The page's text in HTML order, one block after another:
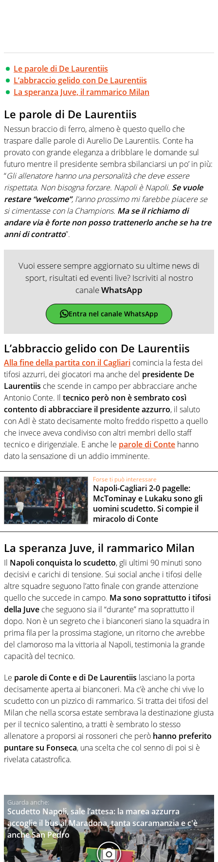
Le parole di De Laurentiis
L’abbraccio gelido con De Laurentiis
La speranza Juve, il rammarico Milan
Le parole di De Laurentiis
Nessun braccio di ferro, almeno è questo quello che
traspare dalle parole di Aurelio De Laurentiis. Conte ha
provato con grande eleganza a dribblare le domande sul
futuro mentre il presidente sembra sbilanciarsi un po’ in più:
“Gli allenatore hanno una personalità che deve essere
rispettata. Non bisogna forzare. Napoli è Napoli. Se vuole
restare “welcome”, l’anno prossimo mi farebbe piacere se
si cimentasse con la Champions. Ma se il richiamo di
andare via è forte non posso trattenerlo anche se ha tre
anni di contratto”.
Vuoi essere sempre aggiornato su ultime news di
sport, risultati ed eventi live? Iscriviti al nostro
canaleWhatsApp
Entra nel canale WhatsApp
L’abbraccio gelido con De Laurentiis
Alla fine della partita con il Cagliari comincia la festa dei
tifosi azzurri, dei giocatori ma anche del presidente De
Laurentiis che scende in campo per abbracciare anche
Antonio Conte. Il tecnico però non è sembrato così
contento di abbracciare il presidente azzurro, il saluto
con Adl è stato decisamente molto freddo rispetto a quello
che invece aveva condiviso con altri membri dello staff
tecnico e dirigenziale. E anche le parole di Conte hanno
dato la sensazione di un addio imminente.
Forse ti può interessare
Napoli-Cagliari 2-0 pagelle:
McTominay e Lukaku sono gli
uomini scudetto. Si compie il
miracolo di Conte
La speranza Juve, il rammarico Milan
Il Napoli conquista lo scudetto, gli ultimi 90 minuti sono
decisivi e carichi di tensione. Sui social anche i tifosi delle
altre squadre seguono l’atto finale con grande attenzione
quello che succede in campo. Ma sono soprattutto i tifosi
della Juve che seguono sia il “durante” ma soprattutto il
dopo. Non è un segreto che i bianconeri siano la squadra in
prima fila per la prossima stagione, un ritorno che avrebbe
del clamoroso ma la vittoria al Napoli, testimonia la grande
capacità del tecnico.
Le parole di Conte e di De Laurentiis lasciano la porta
decisamente aperta ai bianconeri. Ma c’è anche chi vive lo
scudetto con un pizzico di rammarico. Si tratta dei tifosi del
Milan che nella scorsa estate sembrava la destinazione giusta
per il tecnico salentino, a tratti è sembrato lo stesso
allenatore a proporsi ai rossoneri che però hanno preferito
puntare su Fonseca, una scelta che col senno di poi si è
rivelata catastrofica.
Scudetto Napoli, sale l’attesa: la marea azzurra
accoglie il bus al Maradona, tanta scaramanzia e c'è
anche San Pedro